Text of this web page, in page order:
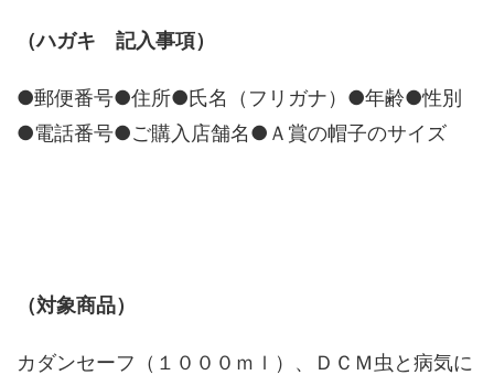
（ハガキ 記入事項）
●郵便番号●住所●氏名（フリガナ）●年齢●性別
●電話番号●ご購入店舗名●Ａ賞の帽子のサイズ
（対象商品）
カダンセーフ（１０００ｍｌ）、ＤＣＭ虫と病気に